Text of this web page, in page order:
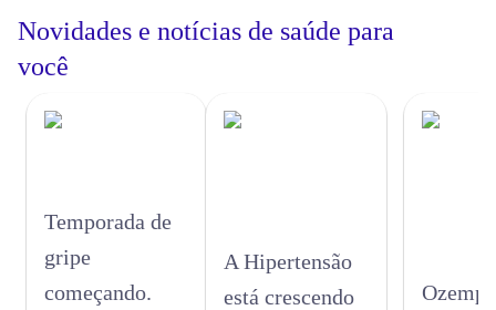
Novidades e notícias de saúde para
você
Temporada de
gripe
começando.
A Hipertensão
está crescendo